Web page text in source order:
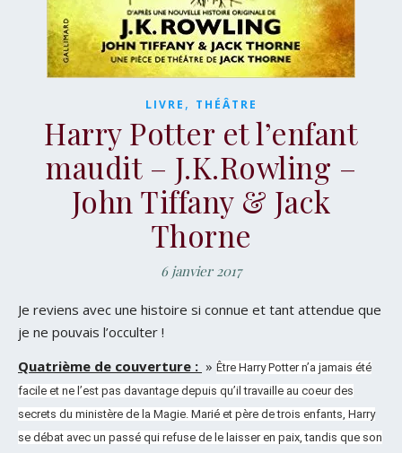
LIVRE , THÉÂTRE
Harry Potter et l’enfant
maudit – J.K.Rowling –
John Tiffany & Jack
Thorne
6 janvier 2017
Je reviens avec une histoire si connue et tant attendue que
je ne pouvais l’occulter !
Quatrième de couverture : » Être Harry Potter n’a jamais été
facile et ne l’est pas davantage depuis qu’il travaille au coeur des
secrets du ministère de la Magie. Marié et père de trois enfants, Harry
se débat avec un passé qui refuse de le laisser en paix, tandis que son